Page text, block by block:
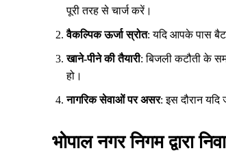
पूरी तरह से चार्ज करें।
वैकल्पिक ऊर्जा स्रोत: यदि आपके पास
खाने-पीने की तैयारी: बिजली कटौती के
हो।
नागरिक सेवाओं पर असर: इस दौरान
भोपाल नगर निगम द्वारा